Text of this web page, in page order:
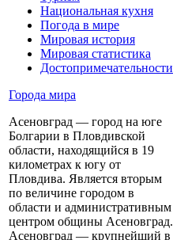
Национальная кухня
Погода в мире
Мировая история
Мировая статистика
Достопримечательности
Города мира
Асеновград — город на юге
Болгарии в Пловдивской
области, находящийся в 19
километрах к югу от
Пловдива. Является вторым
по величине городом в
области и административным
центром общины Асеновград.
Асеновград — крупнейший в